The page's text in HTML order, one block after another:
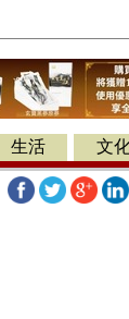
生活 文